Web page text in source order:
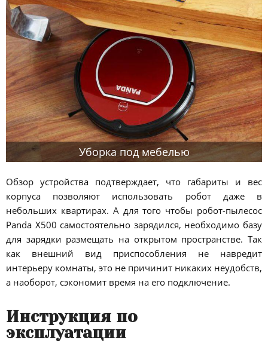
Уборка под мебелью
Обзор устройства подтверждает, что габариты и вес
корпуса позволяют использовать робот даже в
небольших квартирах. А для того чтобы робот-пылесос
Panda X500 самостоятельно зарядился, необходимо базу
для зарядки размещать на открытом пространстве. Так
как внешний вид приспособления не навредит
интерьеру комнаты, это не причинит никаких неудобств,
а наоборот, сэкономит время на его подключение.
Инструкция по
эксплуатации